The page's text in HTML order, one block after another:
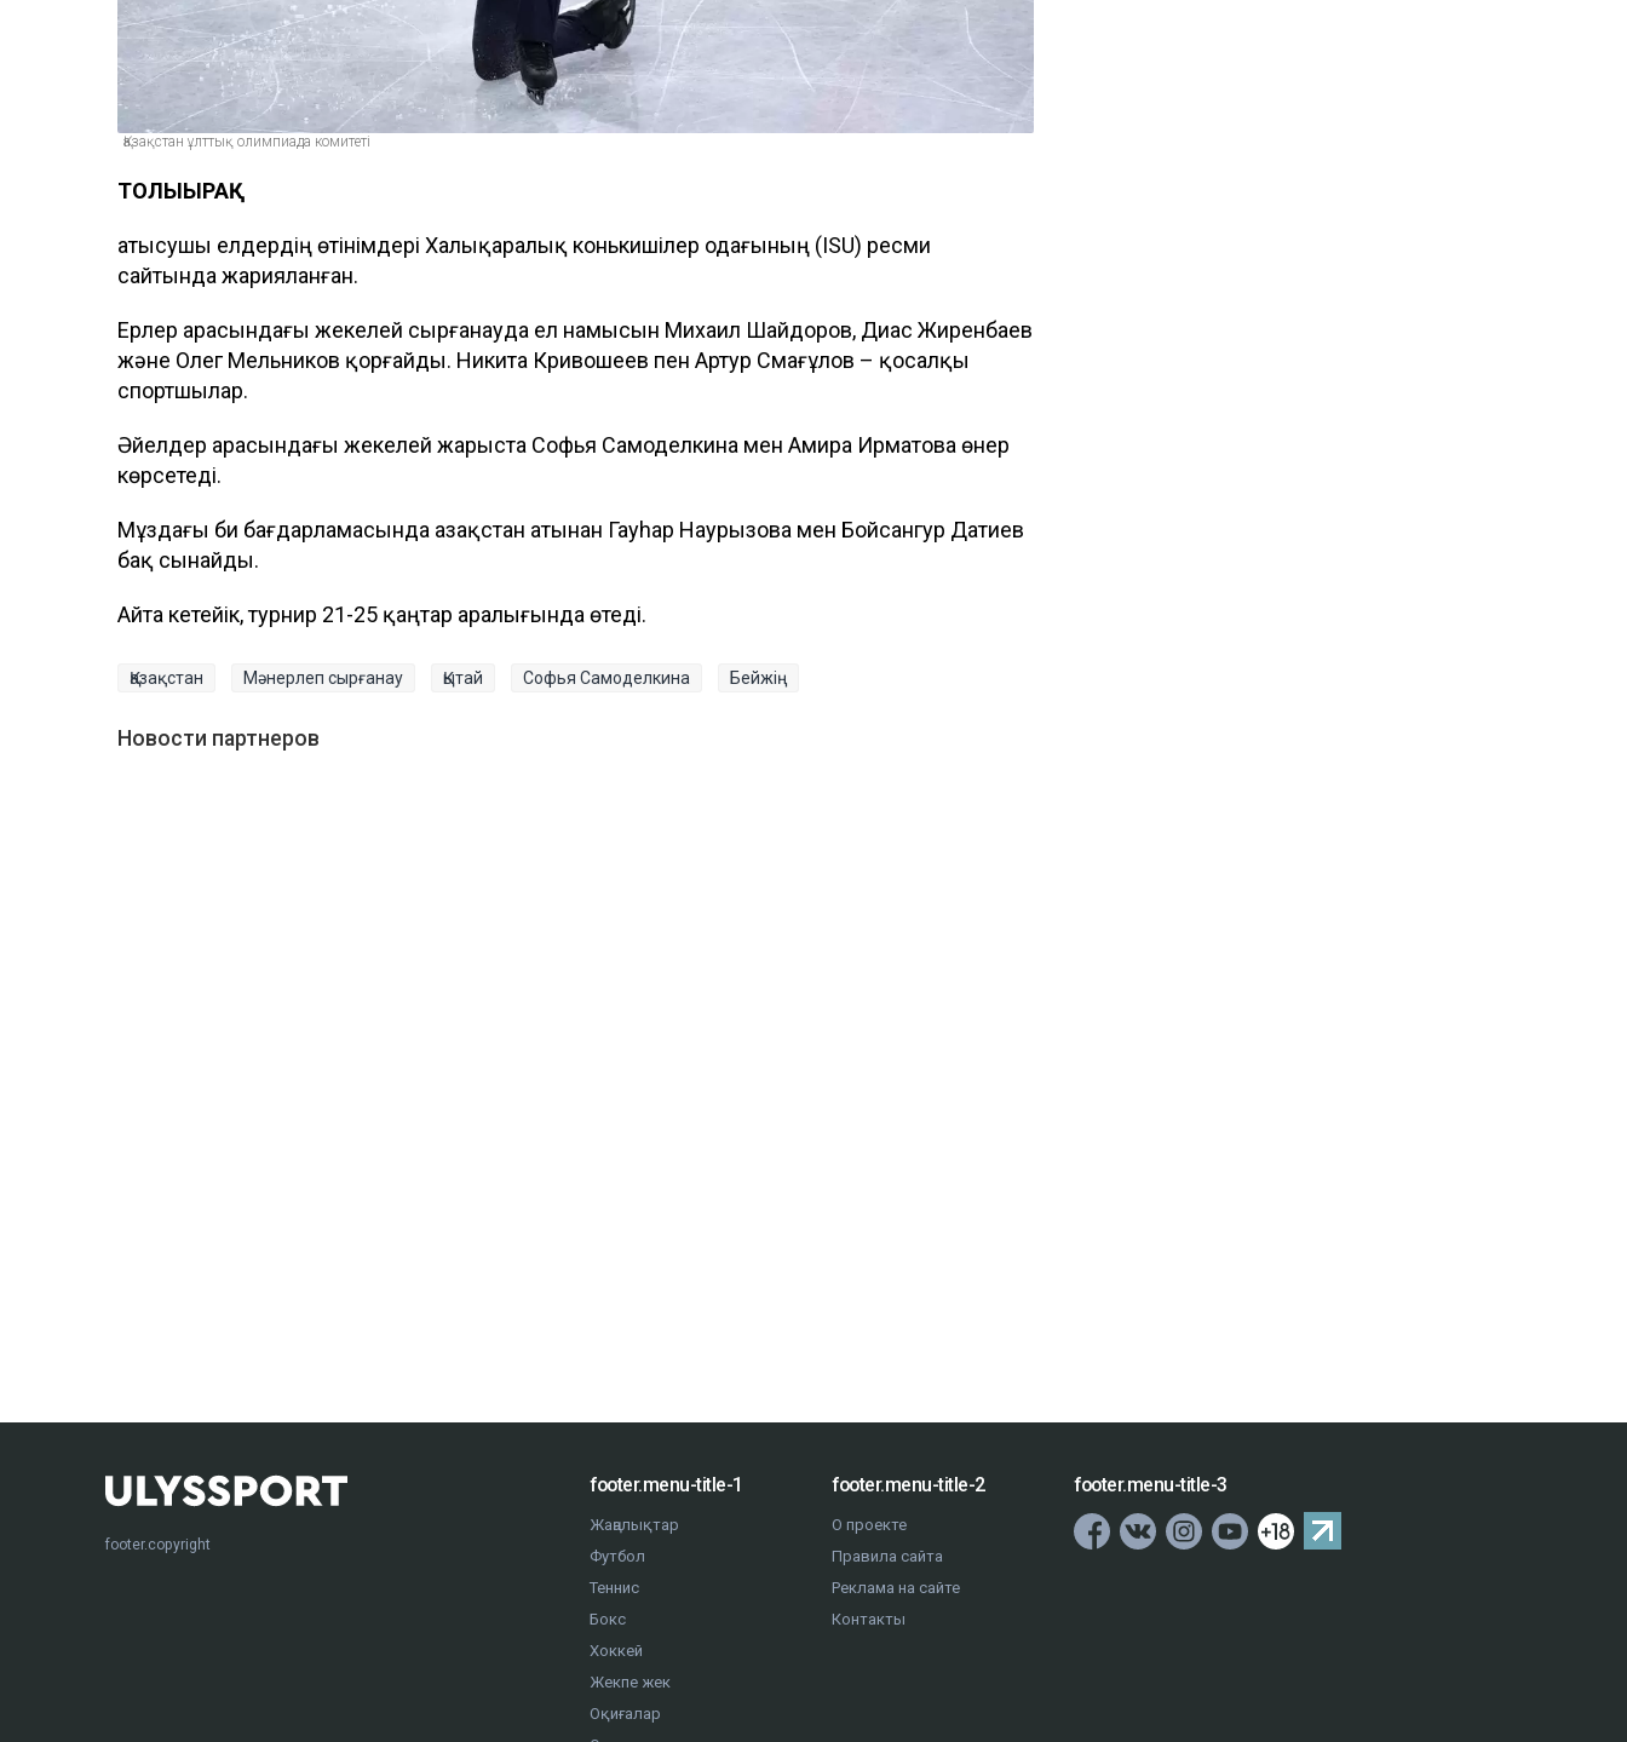
Қазақстан ұлттық олимпиада комитеті
ТОЛЫҒЫРАҚ
Қатысушы елдердің өтінімдері Халықаралық конькишілер одағының (ISU) ресми
сайтында жарияланған.
Ерлер арасындағы жекелей сырғанауда ел намысын Михаил Шайдоров, Диас Жиренбаев
және Олег Мельников қорғайды. Никита Кривошеев пен Артур Смағұлов – қосалқы
спортшылар.
Әйелдер арасындағы жекелей жарыста Софья Самоделкина мен Амира Ирматова өнер
көрсетеді.
Мұздағы би бағдарламасында Қазақстан атынан Гауhар Наурызова мен Бойсангур Датиев
бақ сынайды.
Айта кетейік, турнир 21-25 қаңтар аралығында өтеді.
Қазақстан Мәнерлеп сырғанау Қытай Софья Самоделкина Бейжің
Новости партнеров
footer.copyright
footer.menu-title-1
Жаңалықтар
Футбол
Теннис
Бокс
Хоккей
Жекпе жек
Оқиғалар
footer.menu-title-2
О проекте
Правила сайта
Реклама на сайте
Контакты
footer.menu-title-3